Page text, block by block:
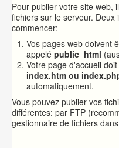
Pour publier votre site web,
fichiers sur le serveur.
commencer:
Vos pages web doivent
appelé public_html
Votre page d'accueil
index.htm ou
automatiquement.
Vous pouvez publier vos
différentes: par FTP
gestionnaire de fichiers